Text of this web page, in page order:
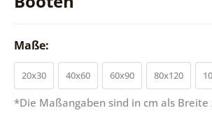
Maße:
20x30 40x60 60x90 80x120
*Die Maßangaben sind in cm als Breite